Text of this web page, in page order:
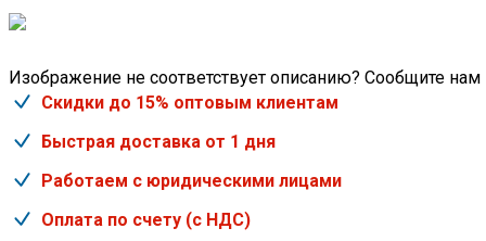
Изображение не соответствует описанию? Сообщите нам
Скидки до 15% оптовым клиентам
Быстрая доставка от 1 дня
Работаем с юридическими лицами
Оплата по счету (с НДС)